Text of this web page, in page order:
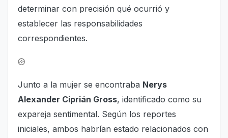
determinar con precisión qué ocurrió y
establecer las responsabilidades
correspondientes.
Junto a la mujer se encontraba Nerys
Alexander Ciprián Gross, identificado como su
expareja sentimental. Según los reportes
iniciales, ambos habrían estado relacionados con